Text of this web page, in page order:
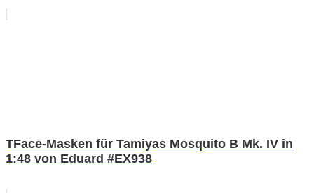
TFace-Masken für Tamiyas Mosquito B Mk. IV in
1:48 von Eduard #EX938